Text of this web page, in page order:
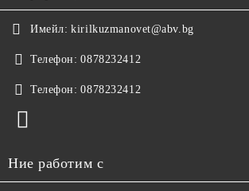
Имейл: kirilkuzmanovet@abv.bg
Телефон: 0878232412
Телефон: 0878232412
Ние работим с